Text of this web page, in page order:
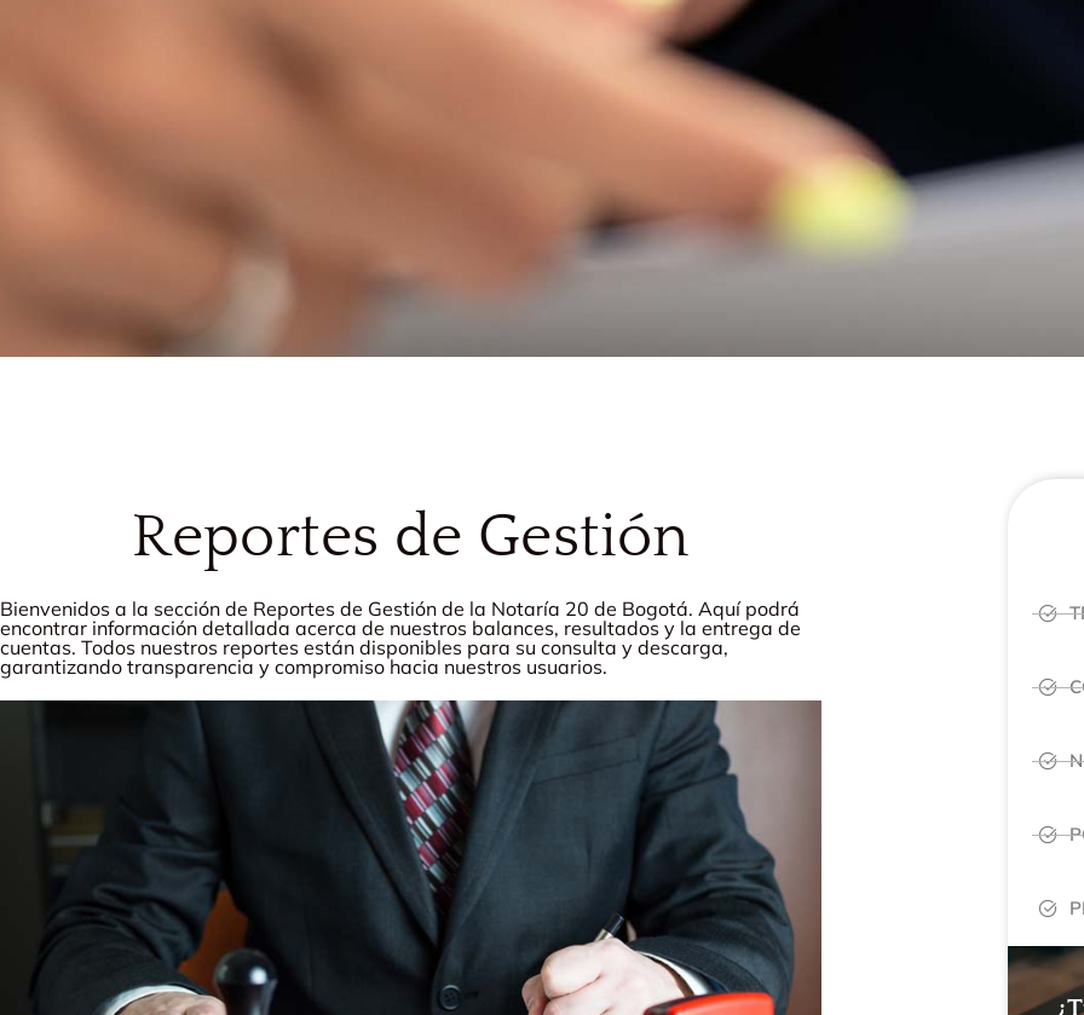
Reportes de Gestión
Bienvenidos a la sección de Reportes de Gestión de la Notaría 20 de Bogotá. Aquí podrá
encontrar información detallada acerca de nuestros balances, resultados y la entrega de
cuentas. Todos nuestros reportes están disponibles para su consulta y descarga,
garantizando transparencia y compromiso hacia nuestros usuarios.